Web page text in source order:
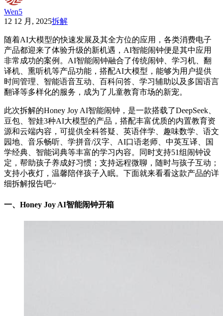
Wen5
12 12 月, 2025拆解
随着AI大模型的快速发展及其全方位的应用，各类消费电子
产品都迎来了体验升级的新机遇，AI智能闹钟便是其中应用
非常成功的案例。AI智能闹钟融合了传统闹钟、学习机、翻
译机、熏听机等产品功能，搭配AI大模型，能够为用户提供
时间管理、智能语音互动、百科问答、学习辅助以及多国语言
翻译等多样化的服务，成为了儿童教育市场的新宠。
此次拆解的Honey Joy AI智能闹钟，是一款搭载了DeepSeek、
豆包、智娃3种AI大模型的产品，搭配丰富优质的内置教育资
源和云端内容，可提供全科答疑、英语伴学、趣味数学、语文
园地、音乐畅听、学拼音/汉字、AI口语老师、中英互译、国
学经典、智能词典等丰富的学习内容。同时支持51组闹钟设
定，帮助孩子养成好习惯；支持远程微聊，随时与孩子互动；
支持小夜灯，温馨陪伴孩子入眠。下面就来看看这款产品的详
细拆解报告吧~
一、 Honey Joy AI智能闹钟开箱